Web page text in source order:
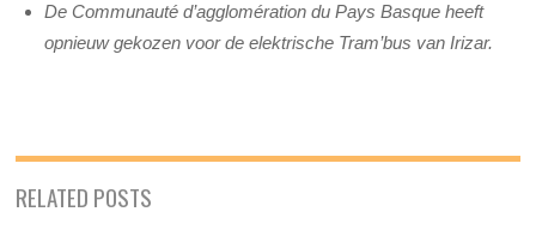
De Communauté d’agglomération du Pays Basque heeft
opnieuw gekozen voor de elektrische Tram’bus van Irizar.
RELATED POSTS